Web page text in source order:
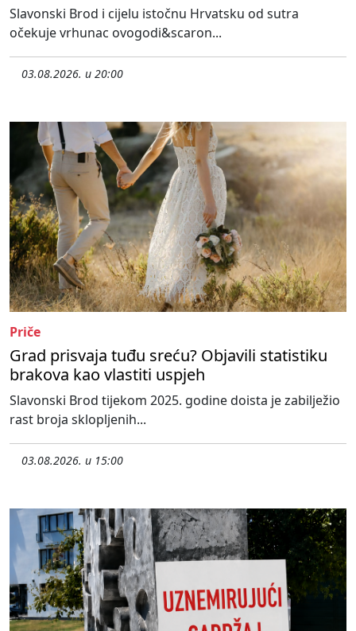
Slavonski Brod i cijelu istočnu Hrvatsku od sutra
očekuje vrhunac ovogodi&scaron...
03.08.2026. u 20:00
Priče
Grad prisvaja tuđu sreću? Objavili statistiku
brakova kao vlastiti uspjeh
Slavonski Brod tijekom 2025. godine doista je zabilježio
rast broja sklopljenih...
03.08.2026. u 15:00